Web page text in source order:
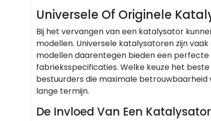
Universele Of Originele
Bij het vervangen van een katalysator
modellen. Universele katalysatoren zijn
modellen daarentegen bieden een
fabrieksspecificaties. Welke keuze het
bestuurders die maximale
lange termijn.
De Invloed Van Een